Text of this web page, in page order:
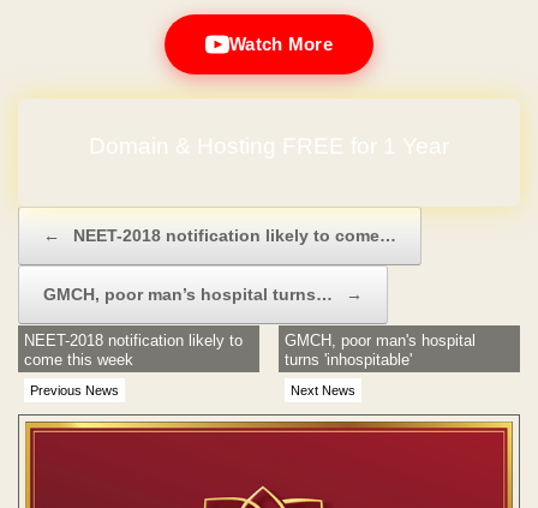
Watch More
Domain & Hosting FREE for 1 Year
← NEET-2018 notification likely to come…
GMCH, poor man’s hospital turns… →
Previous News
NEET-2018 notification likely to
come this week
Next News
GMCH, poor man's hospital
turns 'inhospitable'